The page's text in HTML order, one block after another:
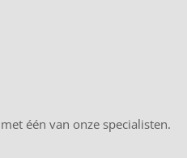
één van onze specialisten.